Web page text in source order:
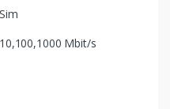
Sim
10,100,1000 Mbit/s